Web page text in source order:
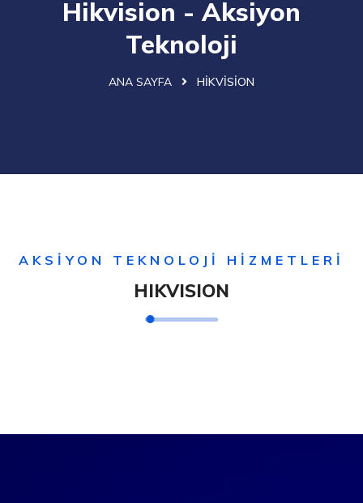
Hikvision - Aksiyon
Teknoloji
ANA SAYFA HIKVISION
AKSİYON TEKNOLOJİ HİZMETLERİ
HIKVISION